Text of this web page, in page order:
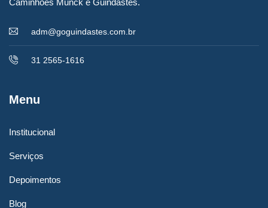
adm@goguindastes.com.br
31 2565-1616
Menu
Institucional
Serviços
Depoimentos
Blog